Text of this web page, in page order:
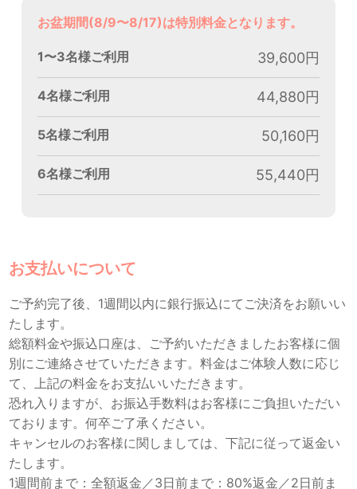
お盆期間(8/9〜8/17)は特別料金となります。
1〜3名様ご利用 39,600円
4名様ご利用 44,880円
5名様ご利用 50,160円
6名様ご利用 55,440円
お支払いについて
ご予約完了後、1週間以内に銀行振込にてご決済をお願いい
たします。
総額料金や振込口座は、ご予約いただきましたお客様に個
別にご連絡させていただきます。料金はご体験人数に応じ
て、上記の料金をお支払いいただきます。
恐れ入りますが、お振込手数料はお客様にご負担いただい
ております。何卒ご了承ください。
キャンセルのお客様に関しましては、下記に従って返金い
たします。
1週間前まで：全額返金／3日前まで：80%返金／2日前ま